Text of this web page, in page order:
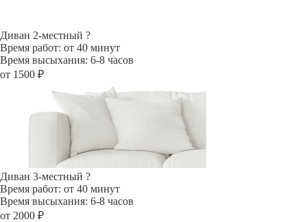
Диван 2-местный ?
Время работ: от 40 минут
Время высыхания: 6-8 часов
от 1500 ₽
Диван 3-местный ?
Время работ: от 40 минут
Время высыхания: 6-8 часов
от 2000 ₽